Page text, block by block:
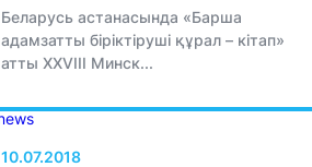
Беларусь астанасында «Барша
адамзатты біріктіруші құрал – кітап»
атты ХXVІІІ Минск...
10.07.2018